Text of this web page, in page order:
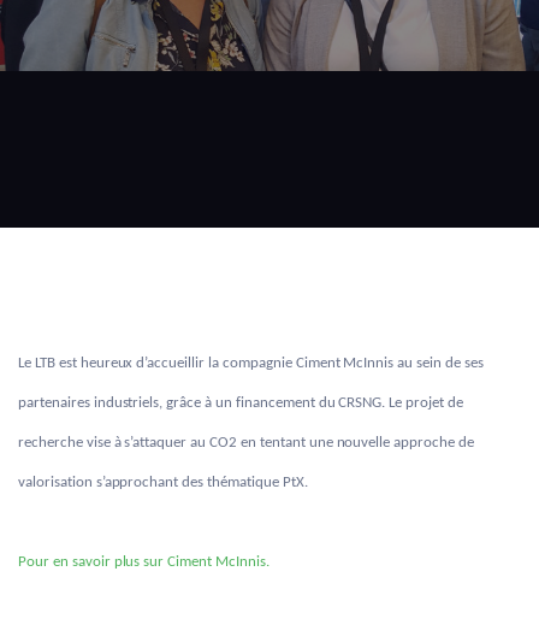
Le LTB est heureux d’accueillir la compagnie Ciment McInnis au sein de ses
partenaires industriels, grâce à un financement du CRSNG. Le projet de
recherche vise à s’attaquer au CO2 en tentant une nouvelle approche de
valorisation s’approchant des thématique PtX.
Pour en savoir plus sur Ciment McInnis.